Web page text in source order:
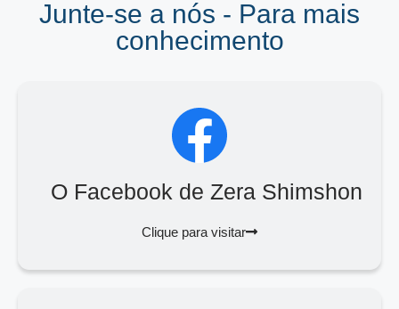
Junte-se a nós - Para mais
conhecimento
O Facebook de Zera Shimshon
Clique para visitar